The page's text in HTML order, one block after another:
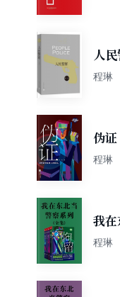
人
程琳
伪证
程琳
我在
程琳